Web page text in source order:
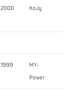
2000 KoJy
1999
MY-
Power